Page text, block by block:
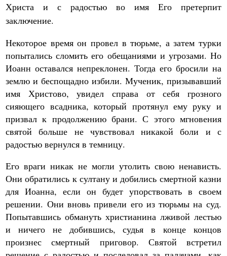
Христа и с радостью во имя Его претерпит
заключение.
Некоторое время он провел в тюрьме, а затем турки
попытались сломить его обещаниями и угрозами. Но
Иоанн оставался непреклонен. Тогда его бросили на
землю и беспощадно избили. Мученик, призывавший
имя Христово, увидел справа от себя грозного
сияющего всадника, который протянул ему руку и
призвал к продолжению брани. С этого мгновения
святой больше не чувствовал никакой боли и с
радостью вернулся в темницу.
Его враги никак не могли утолить свою ненависть.
Они обратились к султану и добились смертной казни
для Иоанна, если он будет упорствовать в своем
решении. Они вновь привели его из тюрьмы на суд.
Попытавшись обмануть христианина лживой лестью
и ничего не добившись, судья в конце концов
произнес смертный приговор. Святой встретил